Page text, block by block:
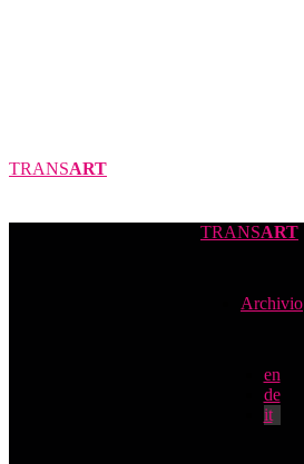
TRANSART
TRANSART
Archivio
en
de
it